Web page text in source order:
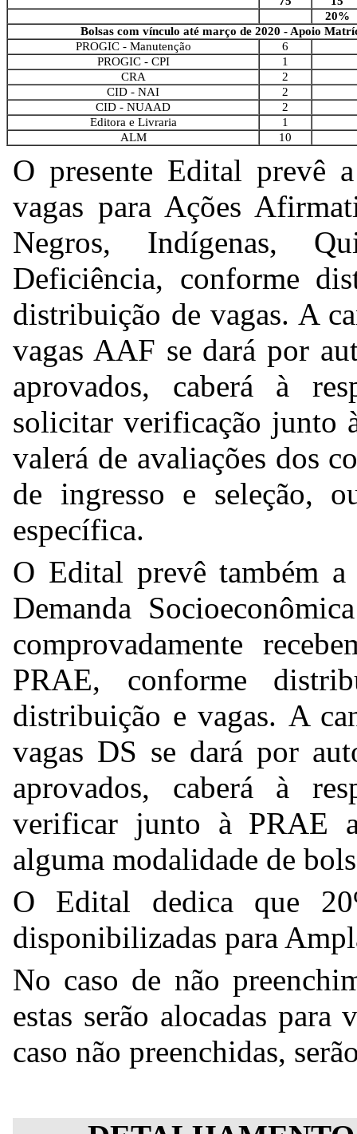
20%
Bolsas com vínculo até março de 2020 - Apoio
PROGIC - Manutenção
6
PROGIC - CPI
1
CRA
2
CID - NAI
2
CID - NUAAD
2
Editora e Livraria
1
ALM
10
O presente Edital prevê
vagas para Ações
Negros, Indígenas,
Deficiência, conforme
distribuição de vagas. A
vagas AAF se dará por
aprovados, caberá à
solicitar verificação junto
valerá de avaliações dos
de ingresso e seleção,
específica.
O Edital prevê também a
Demanda
comprovadamente
PRAE, conforme
distribuição e vagas. A
vagas DS se dará por
aprovados, caberá à
verificar junto à PRAE
alguma modalidade de
O Edital dedica que
disponibilizadas para
No caso de não
estas serão alocadas para
caso não preenchidas,